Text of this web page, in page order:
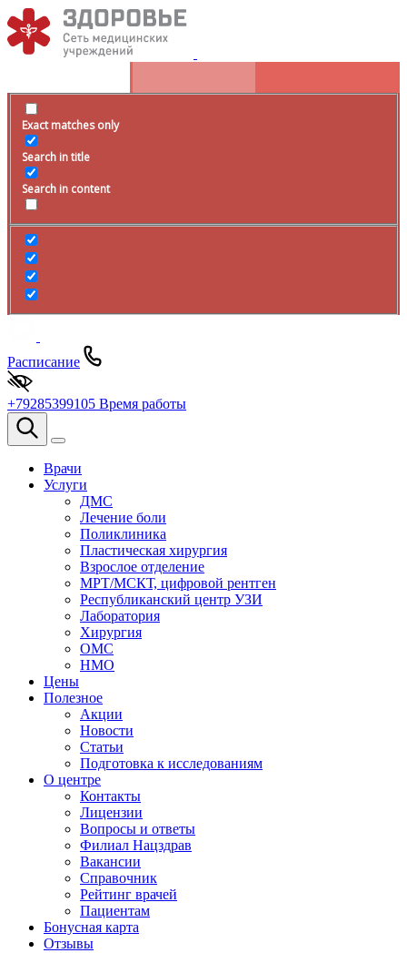
Exact matches only
Search in title
Search in content
Расписание
+79285399105 Время работы
Врачи
Услуги
ДМС
Лечение боли
Поликлиника
Пластическая хирургия
Взрослое отделение
МРТ/МСКТ, цифровой рентген
Республиканский центр УЗИ
Лаборатория
Хирургия
ОМС
НМО
Цены
Полезное
Акции
Новости
Статьи
Подготовка к исследованиям
О центре
Контакты
Лицензии
Вопросы и ответы
Филиал Нацздрав
Вакансии
Справочник
Рейтинг врачей
Пациентам
Бонусная карта
Отзывы